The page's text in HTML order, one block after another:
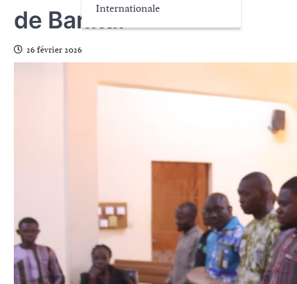
Internationale
de Bankui
26 février 2026